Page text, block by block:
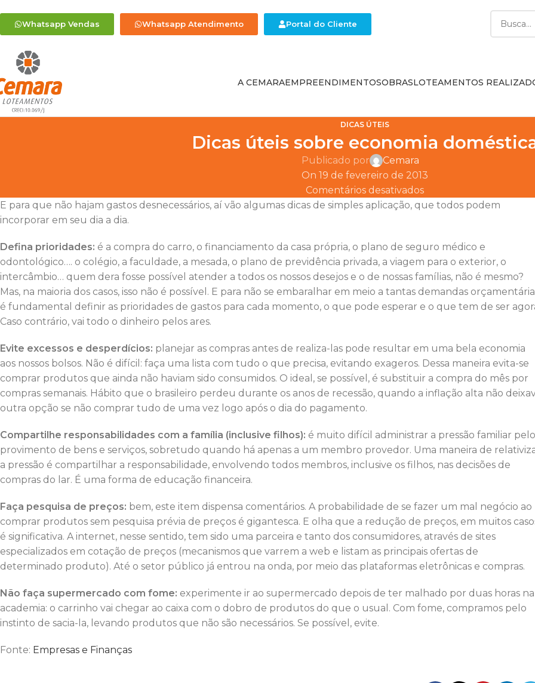
Whatsapp Vendas Whatsapp Atendimento Portal do Cliente
A CEMARAEMPREENDIMENTOSOBRASLOTEAMENTOS
DICAS ÚTEIS
Dicas úteis sobre economia
Publicado por
Cemara
On 19 de fevereiro de 2013
Comentários desativados
E para que não hajam gastos desnecessários, aí vão algumas dicas de simples aplicação, que todos podem
incorporar em seu dia a dia.
Defina prioridades: é a compra do carro, o financiamento da casa própria, o plano de seguro médico e
odontológico…. o colégio, a faculdade, a mesada, o plano de previdência privada, a viagem para o exterior, o
intercâmbio… quem dera fosse possível atender a todos os nossos desejos e o de nossas famílias, não é mesmo?
Mas, na maioria dos casos, isso não é possível. E para não se embaralhar em meio a tantas demandas
é fundamental definir as prioridades de gastos para cada momento, o que pode esperar e o que tem de ser
Caso contrário, vai todo o dinheiro pelos ares.
Evite excessos e desperdícios: planejar as compras antes de realiza-las pode resultar em uma bela economia
aos nossos bolsos. Não é difícil: faça uma lista com tudo o que precisa, evitando exageros. Dessa maneira evita-se
comprar produtos que ainda não haviam sido consumidos. O ideal, se possível, é substituir a compra do mês por
compras semanais. Hábito que o brasileiro perdeu durante os anos de recessão, quando a inflação alta não
outra opção se não comprar tudo de uma vez logo após o dia do pagamento.
Compartilhe responsabilidades com a família (inclusive filhos): é muito difícil administrar a pressão familiar pelo
provimento de bens e serviços, sobretudo quando há apenas a um membro provedor. Uma maneira de
a pressão é compartilhar a responsabilidade, envolvendo todos membros, inclusive os filhos, nas decisões de
compras do lar. É uma forma de educação financeira.
Faça pesquisa de preços: bem, este item dispensa comentários. A probabilidade de se fazer um mal negócio ao
comprar produtos sem pesquisa prévia de preços é gigantesca. E olha que a redução de preços, em muitos
é significativa. A internet, nesse sentido, tem sido uma parceira e tanto dos consumidores, através de sites
especializados em cotação de preços (mecanismos que varrem a web e listam as principais ofertas de
determinado produto). Até o setor público já entrou na onda, por meio das plataformas eletrônicas e compras.
Não faça supermercado com fome: experimente ir ao supermercado depois de ter malhado por duas horas na
academia: o carrinho vai chegar ao caixa com o dobro de produtos do que o usual. Com fome, compramos pelo
instinto de sacia-la, levando produtos que não são necessários. Se possível, evite.
Fonte: Empresas e Finanças